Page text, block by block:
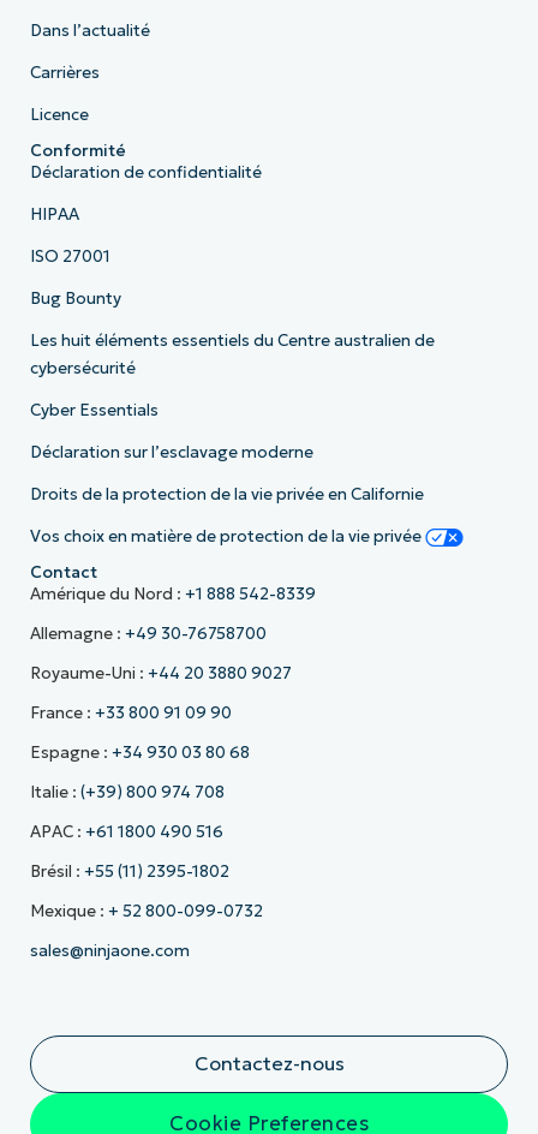
Dans l’actualité
Carrières
Licence
Conformité
Déclaration de confidentialité
HIPAA
ISO 27001
Bug Bounty
Les huit éléments essentiels du Centre australien de
cybersécurité
Cyber Essentials
Déclaration sur l’esclavage moderne
Droits de la protection de la vie privée en Californie
Vos choix en matière de protection de la vie privée
Contact
Amérique du Nord : +1 888 542-8339
Allemagne : +49 30-76758700
Royaume-Uni : +44 20 3880 9027
France : +33 800 91 09 90
Espagne : +34 930 03 80 68
Italie : (+39) 800 974 708
APAC : +61 1800 490 516
Brésil : +55 (11) 2395-1802
Mexique : + 52 800-099-0732
sales@ninjaone.com
Contactez-nous
Cookie Preferences